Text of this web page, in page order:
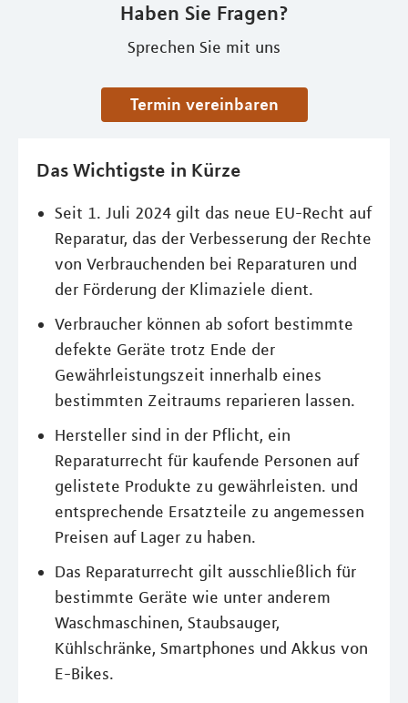
Haben Sie Fragen?
Sprechen Sie mit uns
Termin vereinbaren
Das Wichtigste in Kürze
Seit 1. Juli 2024 gilt das neue EU-Recht auf
Reparatur, das der Verbesserung der Rechte
von Verbrauchenden bei Reparaturen und
der Förderung der Klimaziele dient.
Verbraucher können ab sofort bestimmte
defekte Geräte trotz Ende der
Gewährleistungszeit innerhalb eines
bestimmten Zeitraums reparieren lassen.
Hersteller sind in der Pflicht, ein
Reparaturrecht für kaufende Personen auf
gelistete Produkte zu gewährleisten. und
entsprechende Ersatzteile zu angemessen
Preisen auf Lager zu haben.
Das Reparaturrecht gilt ausschließlich für
bestimmte Geräte wie unter anderem
Waschmaschinen, Staubsauger,
Kühlschränke, Smartphones und Akkus von
E-Bikes.